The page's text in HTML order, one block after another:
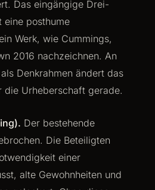
Das eingängige Drei-
eine posthume
Werk, wie Cummings,
2016 nachzeichnen. An
Denkrahmen ändert das
die Urheberschaft gerade.
Der bestehende
Die Beteiligten
einer
alte Gewohnheiten und